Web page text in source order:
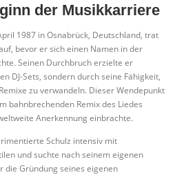
der Musikkarriere
1987 in Osnabrück, Deutschland, trat
bevor er sich einen Namen in der
Seinen Durchbruch erzielte er
DJ-Sets, sondern durch seine Fähigkeit,
zu verwandeln. Dieser Wendepunkt
bahnbrechenden Remix des Liedes
Anerkennung einbrachte.
Schulz intensiv mit
und suchte nach seinem eigenen
die Gründung seines eigenen